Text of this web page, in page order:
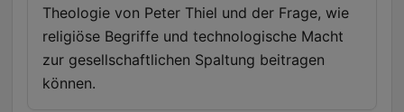
Theologie von Peter Thiel und der Frage, wie
religiöse Begriffe und technologische Macht
zur gesellschaftlichen Spaltung beitragen
können.